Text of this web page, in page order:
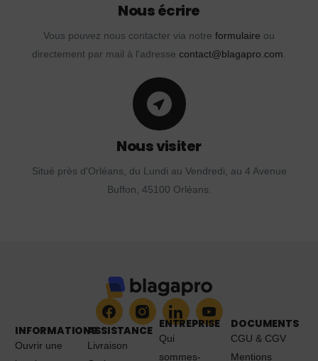
Nous écrire
Vous pouvez nous contacter via notre formulaire ou
directement par mail à l'adresse contact@blagapro.com.
Nous visiter
Situé près d'Orléans, du Lundi au Vendredi, au 4 Avenue
Buffon, 45100 Orléans.
INFORMATIONS
Ouvrir une
ASSISTANCE
Livraison
ENTREPRISE
Qui
sommes-
DOCUMENTS
CGU & CGV
Mentions